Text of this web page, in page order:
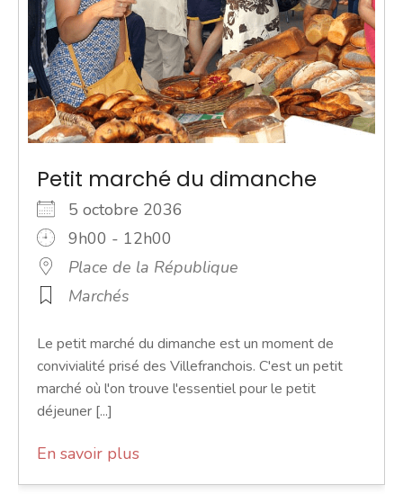
Petit marché du dimanche
5 octobre 2036
9h00 - 12h00
Place de la République
Marchés
Le petit marché du dimanche est un moment de
convivialité prisé des Villefranchois. C'est un petit
marché où l'on trouve l'essentiel pour le petit
déjeuner [...]
En savoir plus